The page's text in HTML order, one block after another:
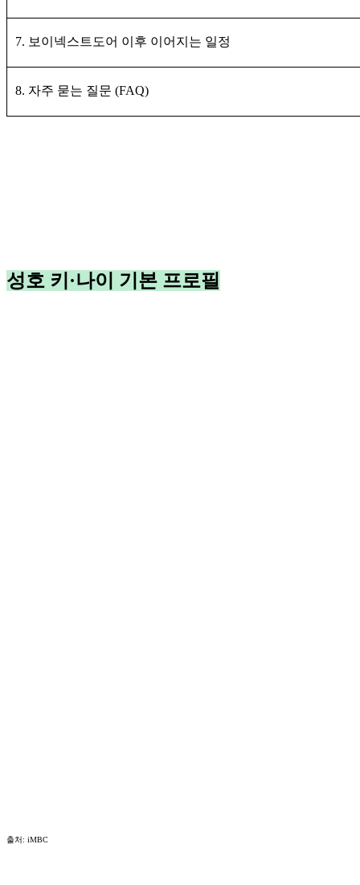
7. 보이넥스트도어 이후 이어지는 일정
8. 자주 묻는 질문 (FAQ)
성호 키·나이 기본 프로필
출처: iMBC